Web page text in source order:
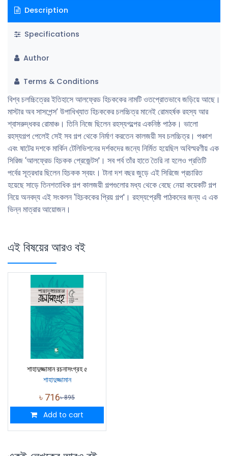
Description
Specifications
Author
Terms & Conditions
বিশ্ব চলচ্চিত্রের ইতিহাসে আলফ্রেড হিচককের নামটি ওতপ্রােতভাবে জড়িয়ে আছে।
মাস্টার অব সাসপেন্স’ উপাধিখ্যাত হিচককের চলচ্চিত্র মানেই রােমহর্ষক রহস্য আর
শ্বাসরুদ্ধকর রােমাঞ্চ। তিনি নিজে ছিলেন রহস্যগল্পের একনিষ্ঠ পাঠক। ভালাে
রহস্যগল্প পেলেই সেই সব গল্প থেকে নির্মাণ করতেন কালজয়ী সব চলচ্চিত্র। পঞ্চাশ
এবং ষাটের দশকে মার্কিন টেলিভিশনের দর্শকদের জন্যে নির্মিত হয়েছিল অবিস্মরণীয় এক
সিরিজ ‘আলফ্রেড হিচকক প্রেজেন্টস'। সব পর্ব তাঁর হাতে তৈরি না হলেও প্রতিটি
পর্বের সূত্রধার ছিলেন হিচকক স্বয়ং। টানা দশ বছর জুড়ে এই সিরিজে প্রচারিত
হয়েছে সাড়ে তিনশতাধিক গল্প কালজয়ী গল্পগুলাের মধ্য থেকে বেছে নেয়া কয়েকটি গল্প
নিয়ে অনবদ্য এই সংকলন ‘হিচককের প্রিয় গল্প'। রহস্যপ্রেমী পাঠকদের জন্য এ এক
ভিন্ন মাত্রার আয়ােজন।
এই বিষয়ের আরও বই
শাহাদুজ্জামান রচনাসংগ্রহ ৫
শাহাদুজ্জামান
৳ 716৳895
Add to cart